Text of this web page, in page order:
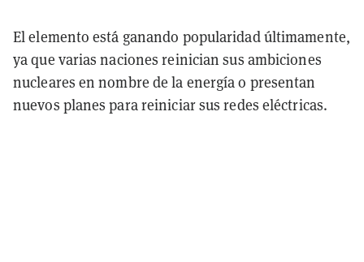
El elemento está ganando popularidad últimamente,
ya que varias naciones reinician sus ambiciones
nucleares en nombre de la energía o presentan
nuevos planes para reiniciar sus redes eléctricas.